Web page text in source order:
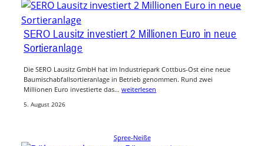
SERO Lausitz investiert 2 Millionen Euro in neue
Sortieranlage
Die SERO Lausitz GmbH hat im Industriepark Cottbus-Ost eine neue
Baumischabfallsortieranlage in Betrieb genommen. Rund zwei
Millionen Euro investierte das… weiterlesen
5. August 2026
Spree-Neiße